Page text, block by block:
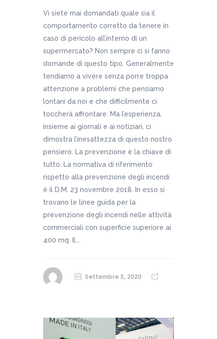
Vi siete mai domandati quale sia il
comportamento corretto da tenere in
caso di pericolo all’interno di un
supermercato? Non sempre ci si fanno
domande di questo tipo. Generalmente
tendiamo a vivere senza porre troppa
attenzione a problemi che pensiamo
lontani da noi e che difficilmente ci
toccherà affrontare. Ma l’esperienza,
insieme ai giornali e ai notiziari, ci
dimostra l’inesattezza di questo nostro
pensiero. La prevenzione è la chiave di
tutto. La normativa di riferimento
rispetto alla prevenzione degli incendi
è il D.M. 23 novembre 2018. In esso si
trovano le linee guida per la
prevenzione degli incendi nelle attività
commerciali con superficie superiore ai
400 mq. Il...
Settembre 3, 2020